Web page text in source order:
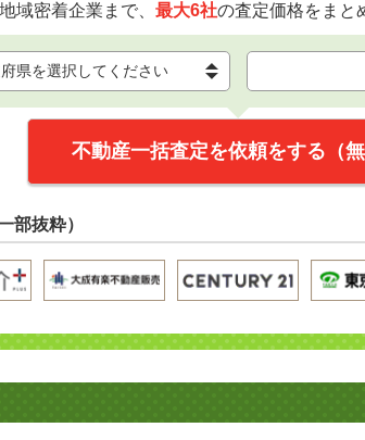
域密着企業まで、 最大6社の査定価格をまと
不動産一括査定を依頼をする（無
部抜粋）